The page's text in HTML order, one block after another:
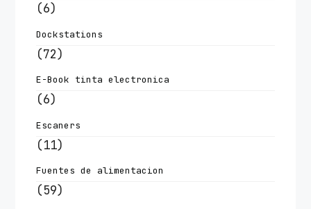
(6)
Dockstations
(72)
E-Book tinta electronica
(6)
Escaners
(11)
Fuentes de alimentacion
(59)